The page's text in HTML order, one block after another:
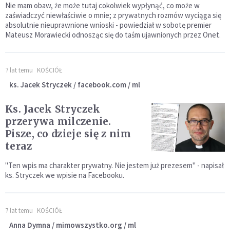
Nie mam obaw, że może tutaj cokolwiek wypłynąć, co może w
zaświadczyć niewłaściwie o mnie; z prywatnych rozmów wyciąga się
absolutnie nieuprawnione wnioski - powiedział w sobotę premier
Mateusz Morawiecki odnosząc się do taśm ujawnionych przez Onet.
7 lat temu KOŚCIÓŁ
ks. Jacek Stryczek / facebook.com / ml
Ks. Jacek Stryczek
przerywa milczenie.
Pisze, co dzieje się z nim
teraz
"Ten wpis ma charakter prywatny. Nie jestem już prezesem" - napisał
ks. Stryczek we wpisie na Facebooku.
7 lat temu KOŚCIÓŁ
Anna Dymna / mimowszystko.org / ml